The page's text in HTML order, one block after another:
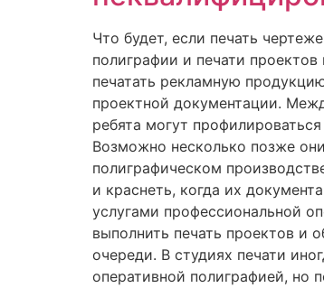
Что будет, если печать
полиграфии и печати
печатать рекламную
проектной документации.
ребята могут
Возможно несколько позже
полиграфическом
и краснеть, когда их
услугами профессиональной
выполнить печать проектов и
очереди. В студиях печати
оперативной полиграфией, но